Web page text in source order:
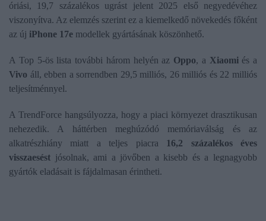
óriási, 19,7 százalékos ugrást jelent 2025 első negyedévéhez
viszonyítva. Az elemzés szerint ez a kiemelkedő növekedés főként
az új iPhone 17e modellek gyártásának köszönhető.
A Top 5-ös lista további három helyén az Oppo, a Xiaomi és a
Vivo áll, ebben a sorrendben 29,5 milliós, 26 milliós és 22 milliós
teljesítménnyel.
A TrendForce hangsúlyozza, hogy a piaci környezet drasztikusan
nehezedik. A háttérben meghúzódó memóriaválság és az
alkatrészhiány miatt a teljes piacra 16,2 százalékos éves
visszaesést jósolnak, ami a jövőben a kisebb és a legnagyobb
gyártók eladásait is fájdalmasan érintheti.